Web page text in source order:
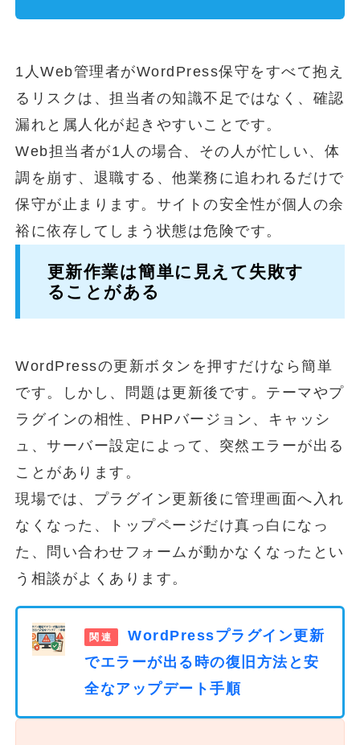
1人Web管理者がWordPress保守をすべて抱え
るリスクは、担当者の知識不足ではなく、確認
漏れと属人化が起きやすいことです。
Web担当者が1人の場合、その人が忙しい、体
調を崩す、退職する、他業務に追われるだけで
保守が止まります。サイトの安全性が個人の余
裕に依存してしまう状態は危険です。
更新作業は簡単に見えて失敗す
ることがある
WordPressの更新ボタンを押すだけなら簡単
です。しかし、問題は更新後です。テーマやプ
ラグインの相性、PHPバージョン、キャッシ
ュ、サーバー設定によって、突然エラーが出る
ことがあります。
現場では、プラグイン更新後に管理画面へ入れ
なくなった、トップページだけ真っ白になっ
た、問い合わせフォームが動かなくなったとい
う相談がよくあります。
WordPressプラグイン更新
でエラーが出る時の復旧方法と安
全なアップデート手順